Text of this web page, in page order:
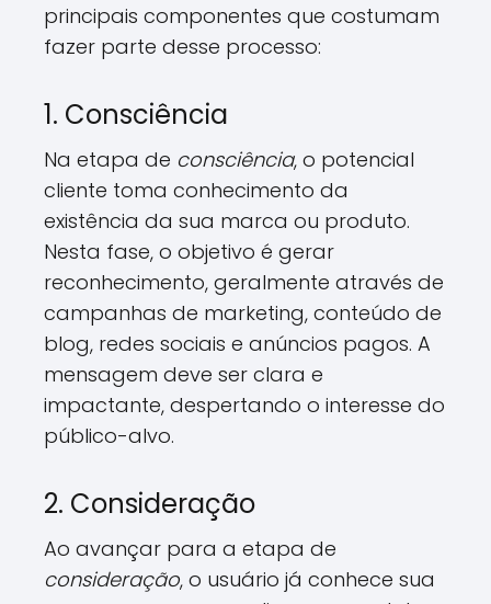
principais componentes que costumam
fazer parte desse processo:
1. Consciência
Na etapa de consciência, o potencial
cliente toma conhecimento da
existência da sua marca ou produto.
Nesta fase, o objetivo é gerar
reconhecimento, geralmente através de
campanhas de marketing, conteúdo de
blog, redes sociais e anúncios pagos. A
mensagem deve ser clara e
impactante, despertando o interesse do
público-alvo.
2. Consideração
Ao avançar para a etapa de
consideração, o usuário já conhece sua